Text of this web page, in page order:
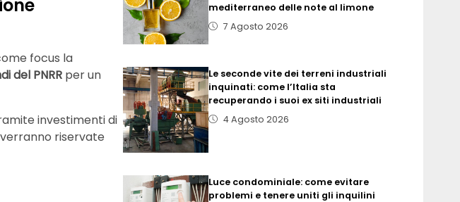
focus la
del PNRR per un
investimenti di
riservate
mediterraneo delle note al limone
7 Agosto 2026
Le seconde vite dei terreni industriali
inquinati: come l’Italia sta
recuperando i suoi ex siti industriali
4 Agosto 2026
Luce condominiale: come evitare
problemi e tenere uniti gli inquilini